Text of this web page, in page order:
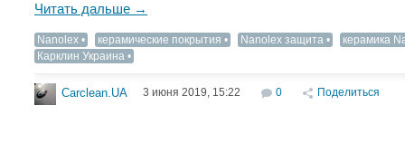
Читать дальше →
Nanolex керамические покрытия Nanolex защита
керамика
Карклин Украина
Carclean.UA 3 июня 2019, 15:22 0 Поделиться